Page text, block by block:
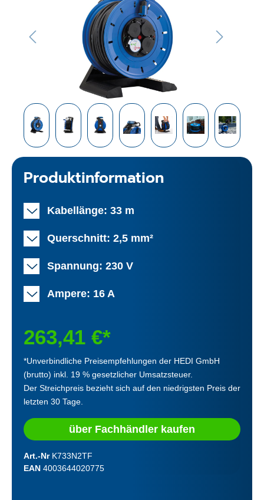
Produktinformation
Kabellänge: 33 m
Querschnitt: 2,5 mm²
Spannung: 230 V
Ampere: 16 A
263,41 €*
*Unverbindliche Preisempfehlungen der HEDI GmbH
(brutto) inkl. 19 % gesetzlicher Umsatzsteuer.
Der Streichpreis bezieht sich auf den niedrigsten Preis der
letzten 30 Tage.
über Fachhändler kaufen
Art.-Nr K733N2TF
EAN 4003644020775